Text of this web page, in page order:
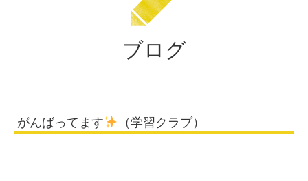
ク
|
学
ブログ
がんばってます （学習クラブ）